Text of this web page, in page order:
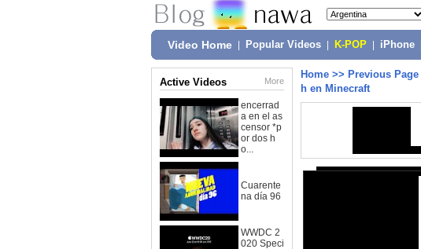
Video Home Popular Videos K-POP iPhone
Active Videos More
encerrad
a en el as
censor *p
or dos h
o...
Cuarente
na día 96
WWDC 2
020 Speci
Home >> Previous Page
h en Minecraft